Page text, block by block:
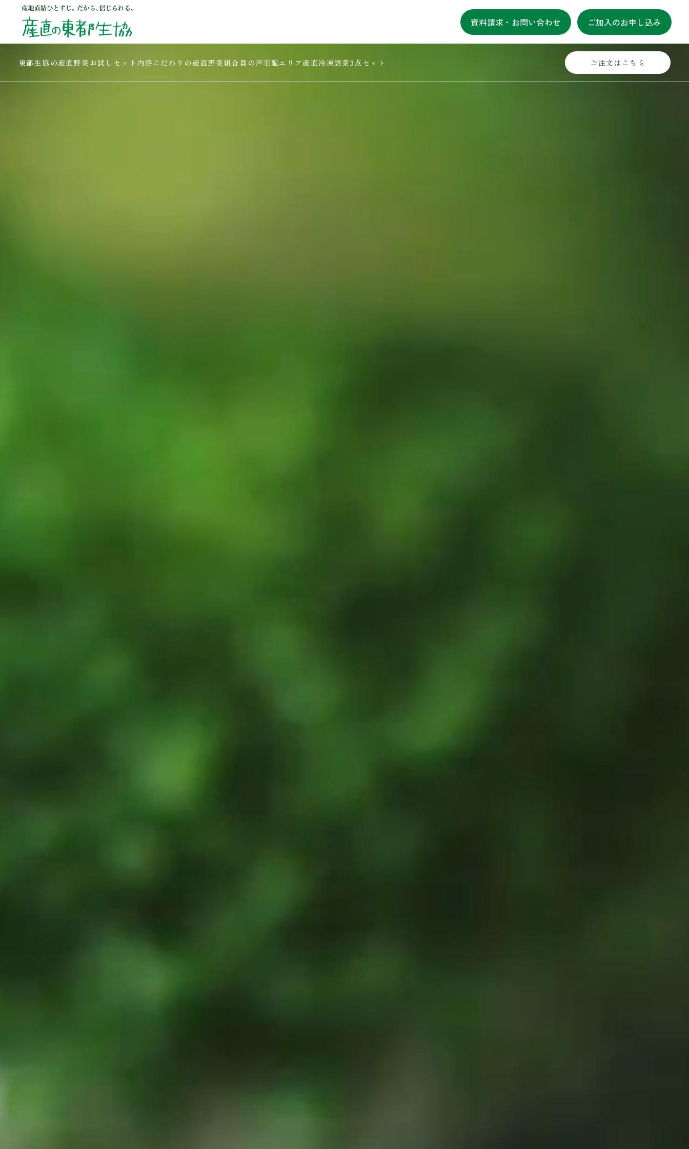
資料請求・お問い合わせ ご加入のお申し込み
東都生協の産直野菜 お試しセット内容 こだわりの産直野菜組合員の声宅配エリア 産直冷凍惣菜3点セット ご注文はこちら